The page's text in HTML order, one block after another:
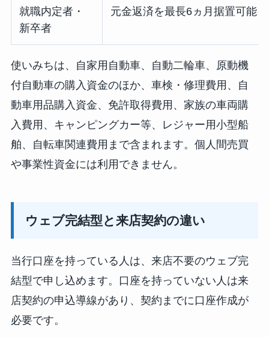
就職内定者・
新卒者
元金返済を最長6ヵ月据置可能
使いみちは、自家用自動車、自動二輪車、原動機
付自動車の購入資金のほか、車検・修理費用、自
動車用品購入資金、免許取得費用、家族の車両購
入費用、キャンピングカー等、レジャー用小型船
舶、自転車関連費用まで含まれます。個人間売買
や事業性資金には利用できません。
ウェブ完結型と来店契約の違い
当行口座を持っている人は、来店不要のウェブ完
結型で申し込めます。口座を持っていない人は来
店契約の申込導線があり、契約までに口座作成が
必要です。